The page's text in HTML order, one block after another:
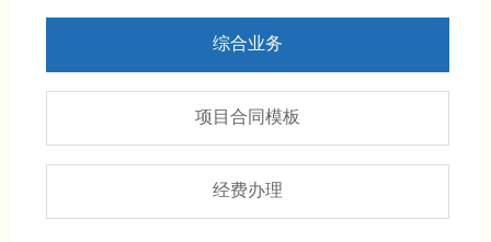
综合业务
项目合同模板
经费办理